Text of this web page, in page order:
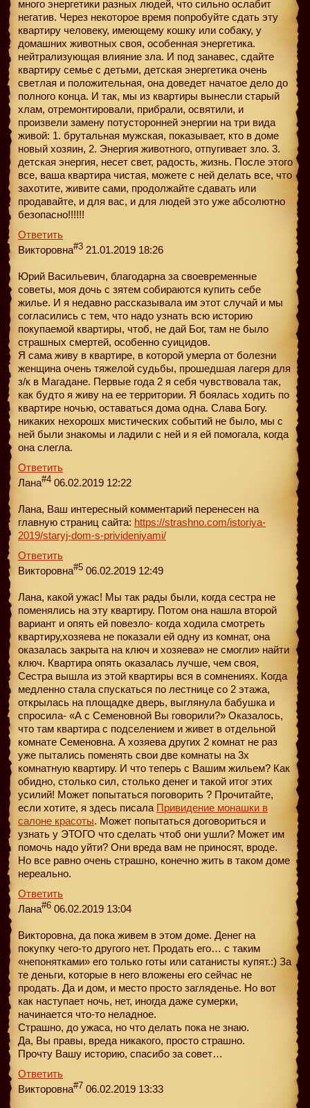
много энергетики разных людей, что сильно ослабит
негатив. Через некоторое время попробуйте сдать эту
квартиру человеку, имеющему кошку или собаку, у
домашних животных своя, особенная энергетика.
нейтрализующая влияние зла. И под занавес, сдайте
квартиру семье с детьми, детская энергетика очень
светлая и положительная, она доведет начатое дело до
полного конца. И так, мы из квартиры вынесли старый
хлам, отремонтировали, прибрали, освятили, и
произвели замену потусторонней энергии на три вида
живой: 1. брутальная мужская, показывает, кто в доме
новый хозяин, 2. Энергия животного, отпугивает зло. 3.
детская энергия, несет свет, радость, жизнь. После этого
все, ваша квартира чистая, можете с ней делать все, что
захотите, живите сами, продолжайте сдавать или
продавайте, и для вас, и для людей это уже абсолютно
безопасно!!!!!!
Ответить
Викторовна#3 21.01.2019 18:26
Юрий Васильевич, благодарна за своевременные
советы, моя дочь с зятем собираются купить себе
жилье. И я недавно рассказывала им этот случай и мы
согласились с тем, что надо узнать всю историю
покупаемой квартиры, чтоб, не дай Бог, там не было
страшных смертей, особенно суицидов.
Я сама живу в квартире, в которой умерла от болезни
женщина очень тяжелой судьбы, прошедшая лагеря для
з/к в Магадане. Первые года 2 я себя чувствовала так,
как будто я живу на ее территории. Я боялась ходить по
квартире ночью, оставаться дома одна. Слава Богу.
никаких нехорошх мистических событий не было, мы с
ней были знакомы и ладили с ней и я ей помогала, когда
она слегла.
Ответить
Лана#4 06.02.2019 12:22
Лана, Ваш интересный комментарий перенесен на
главную страниц сайта: https://strashno.com/istoriya-
2019/staryj-dom-s-privideniyami/
Ответить
Викторовна#5 06.02.2019 12:49
Лана, какой ужас! Мы так рады были, когда сестра не
поменялись на эту квартиру. Потом она нашла второй
вариант и опять ей повезло- когда ходила смотреть
квартиру,хозяева не показали ей одну из комнат, она
оказалась закрыта на ключ и хозяева» не смогли» найти
ключ. Квартира опять оказалась лучше, чем своя,
Сестра вышла из этой квартиры вся в сомнениях. Когда
медленно стала спускаться по лестнице со 2 этажа,
открылась на площадке дверь, выглянула бабушка и
спросила- «А с Семеновной Вы говорили?» Оказалось,
что там квартира с подселением и живет в отдельной
комнате Семеновна. А хозяева других 2 комнат не раз
уже пытались поменять свои две комнаты на 3х
комнатную квартиру. И что теперь с Вашим жильем? Как
обидно, столько сил, столько денег и такой итог этих
усилий! Может попытаться поговорить ? Прочитайте,
если хотите, я здесь писала Привидение монашки в
салоне красоты. Может попытаться договориться и
узнать у ЭТОГО что сделать чтоб они ушли? Может им
помочь надо уйти? Они вреда вам не приносят, вроде.
Но все равно очень страшно, конечно жить в таком доме
нереально.
Ответить
Лана#6 06.02.2019 13:04
Викторовна, да пока живем в этом доме. Денег на
покупку чего-то другого нет. Продать его… с таким
«непонятками» его только готы или сатанисты купят.:) За
те деньги, которые в него вложены его сейчас не
продать. Да и дом, и место просто загляденье. Но вот
как наступает ночь, нет, иногда даже сумерки,
начинается что-то неладное.
Страшно, до ужаса, но что делать пока не знаю.
Да, Вы правы, вреда никакого, просто страшно.
Прочту Вашу историю, спасибо за совет…
Ответить
Викторовна#7 06.02.2019 13:33